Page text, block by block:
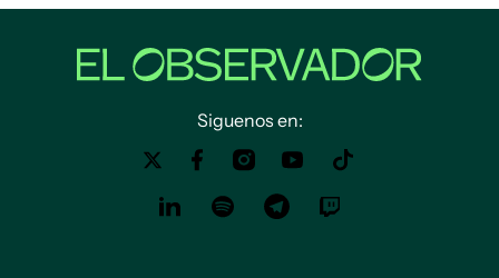
Siguenos en: